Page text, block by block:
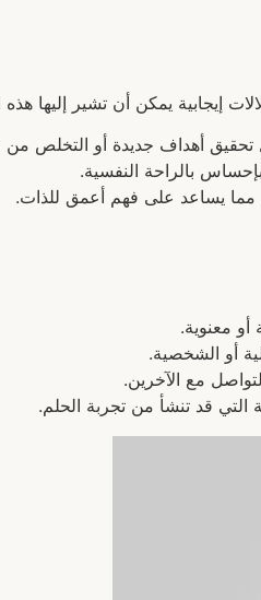
إيجابية يمكن أن تشير إليها
تحقيق أهداف جديدة أو التخلص
بالراحة النفسية.
مما يساعد على فهم أعمق للذات.
معنوية.
أو الشخصية.
مع الآخرين.
التي قد تنشأ من تجربة الحلم.